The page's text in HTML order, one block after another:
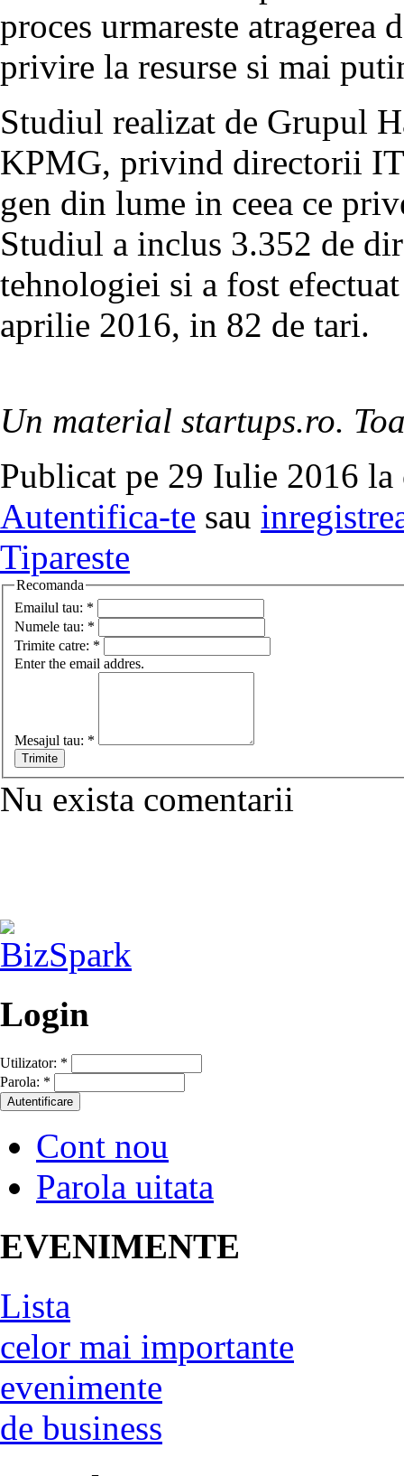
proces urmareste
privire la resurse si mai
Studiul realizat de Grupul
KPMG, privind directorii IT
gen din lume in ceea ce
Studiul a inclus 3.352 de
tehnologiei si a fost
aprilie 2016, in 82 de tari.
Un material startups.ro.
Publicat pe 29 Iulie 2016 la
Autentifica-te sau
Tipareste
Recomanda
Emailul tau: *
Numele tau: *
Trimite catre: *
Enter the email addres.
Mesajul tau: *
Nu exista comentarii
Login
Utilizator: *
Parola: *
Cont nou
Parola uitata
EVENIMENTE
Lista
celor mai importante
evenimente
de business